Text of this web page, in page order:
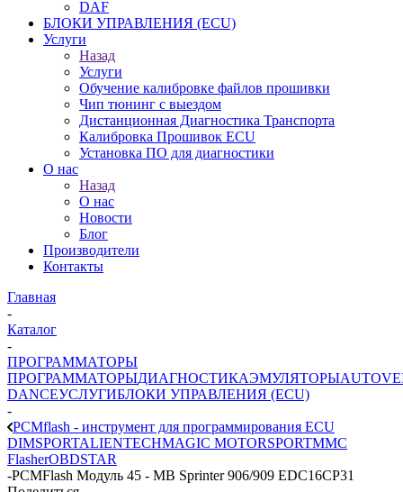
DAF
БЛОКИ УПРАВЛЕНИЯ (ECU)
Услуги
Назад
Услуги
Обучение калибровке файлов прошивки
Чип тюнинг с выездом
Дистанционная Диагностика Транспорта
Калибровка Прошивок ECU
Установка ПО для диагностики
О нас
Назад
О нас
Новости
Блог
Производители
Контакты
Главная
-
Каталог
-
ПРОГРАММАТОРЫ
ПРОГРАММАТОРЫДИАГНОСТИКАЭМУЛЯТОРЫ
DANCEУСЛУГИБЛОКИ УПРАВЛЕНИЯ (ECU)
-
PCMflash - инструмент для программирования ECU
DIMSPORTALIENTECHMAGIC MOTORSPORTMMC
FlasherOBDSTAR
-PCMFlash Модуль 45 - MB Sprinter 906/909 EDC16CP31